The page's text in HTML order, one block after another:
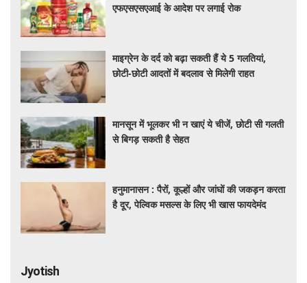
एफएसएसएआई के आदेश पर लगाई रोक
माइग्रेन के दर्द को बढ़ा सकती हैं ये 5 गलतियां,
छोटी-छोटी आदतों में बदलाव से मिलेगी राहत
मानसून में भूलकर भी न खाएं ये चीजें, छोटी सी गलती
से बिगड़ सकती है सेहत
हनुमानासन : पैरों, कूल्हों और जांघों की जकड़न करता
है दूर, पेल्विक मसल्स के लिए भी खास फायदेमंद
Jyotish